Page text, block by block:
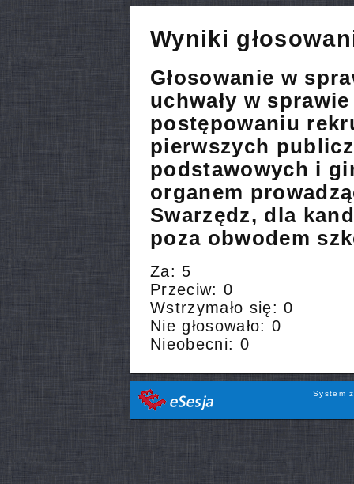
Wyniki
Głosowanie w
uchwały w
postępowaniu
pierwszych
podstawowych i
organem
Swarzędz, dla
poza obwodem
Za: 5
Przeciw: 0
Wstrzymało się: 0
Nie głosowało: 0
Nieobecni: 0
System